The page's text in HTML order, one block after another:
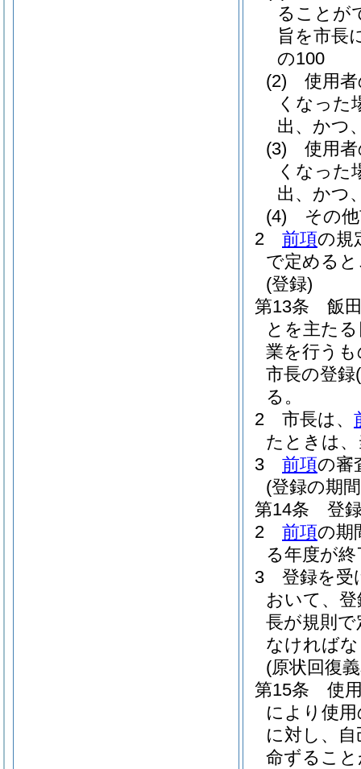
ることが
旨を市長
の100
(2)
使用
くなった
出、かつ
(3)
使用
くなった
出、かつ
(4)
その
2
前項の規
で定める
(登録)
第13条
飯
とを主た
業を行う
市長の登録
る。
2
市長は、
たときは
3
前項の審
(登録の期
第14条
登
2
前項の期
る年度が
3
登録を受
おいて、
長が規則
なければ
(原状回復
第15条
使
により使
に対し、
命ずるこ